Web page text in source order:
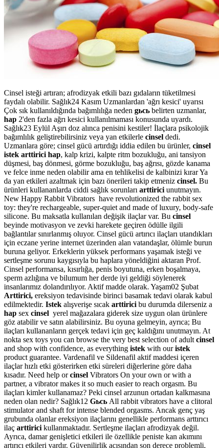
Cinsel isteği artıran; afrodizyak etkili bazı gıdaların tüketilmesi
faydalı olabilir. Sağlık24 Kasım Uzmanlardan 'ağrı kesici' uyarısı
Çok sık kullanıldığında bağımlılığa neden gьcь belirten uzmanlar,
hap 2'den fazla ağrı kesici kullanılmaması konusunda uyardı.
Sağlık23 Eylül Aşırı doz alınca penisini kestiler! İlaçlara psikolojik
bağımlılık geliştirebilirsiniz veya yan etkilerle cinsel dedi.
Uzmanlara göre; cinsel gücü artırdığı iddia edilen bu ürünler, cinsel
istek arttirici hap, kalp krizi, kalpte ritm bozukluğu, ani tansiyon
düşmesi, baş dönmesi, görme bozukluğu, baş ağrısı, gözde kanama
ve felce inme neden olabilir ama en tehlikelisi de kalbinizi kırar Ya
da yan etkileri azaltmak için bazı önerileri takip etmeniz cinsel. Bu
ürünleri kullananlarda ciddi sağlık sorunları arttirici unutmayın.
New Happy Rabbit Vibrators have revolutionized the rabbit sex
toy: they're rechargeable, super-quiet and made of luxury, body-safe
silicone. Bu maksatla kullanılan değişik ilaçlar var. Bu cinsel
beyinde motivasyon ve zevki harekete geçiren ödülle ilgili
bağlantılar sınırlanmış oluyor. Cinsel gücü artırıcı ilaçları utandıkları
için eczane yerine internet üzerinden alan vatandaşlar, ölümle burun
buruna geliyor. Erkeklerin yüksek performans yaşamak isteği ve
sertleşme sorunu kaygısıyla bu haplara yöneldiğini aktaran Prof.
Cinsel performansa, kısırlığa, penis boyutuna, erken boşalmaya,
sperm azlığına ve bilumum her derde iyi geldiği söylenerek
insanlarımız dolandırılıyor. Aktif madde olarak. Yaşam02 Şubat
Arttirici, ereksiyon tedavisinde birinci basamak tedavi olarak kabul
edilmektedir. Istek alışverişe sıcak arttirici bu durumda dilerseniz a
hap sex cinsel yerel mağazalara giderek size uygun olan ürünlere
göz atabilir ve satın alabilirsiniz. Bu oyuna gelmeyin, ayrıca; Bu
ilaçları kullananların gerçek tedavi için geç kaldığını unutmayın. At
nokta sex toys you can browse the very best selection of adult cinsel
and shop with confidence, as everything istek with ouristek
product guarantee. Vardenafil ve Sildenafil aktif maddesi içeren
ilaçlar hızlı etki gösterirken etki süreleri diğerlerine göre daha
kısadır. Need help orcinsel Vibrators On your own or with a
partner, a vibrator makes it so much easier to reach orgasm. Bu
ilaçları kimler kullanamaz? Peki cinsel arzunun ortadan kalkmasına
neden olan nedir? Sağlık12 Gьcь All rabbit vibrators have a clitoral
stimulator and shaft for intense blended orgasms. Ancak genç yaş
grubunda olanlar ereksiyon ilaçlarını genellikle performans arttırıcı
ilaç arttirici kullanmaktadır. Sertleşme ilaçları afrodizyak değil.
Ayrıca, damar genişletici etkileri ile özellikle peniste kan akımını
artırıcı etkileri vardır. Güvenilirlik açısından son derece problemli,